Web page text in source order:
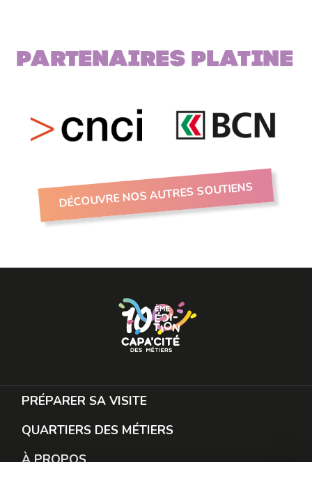
Partenaires PLATINE
DÉCOUVRE NOS AUTRES SOUTIENS
PRÉPARER SA VISITE
QUARTIERS DES MÉTIERS
À PROPOS